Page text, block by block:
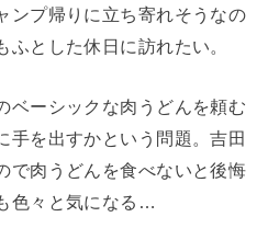
ンプ帰りに立ち寄れそうなの
ふとした休日に訪れたい。
ベーシックな肉うどんを頼む
手を出すかという問題。吉田
で肉うどんを食べないと後悔
色々と気になる…